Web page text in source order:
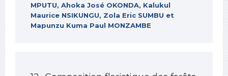
MPUTU, Ahoka José OKONDA, Kalukul
Maurice NSIKUNGU, Zola Eric SUMBU et
Mapunzu Kuma Paul MONZAMBE